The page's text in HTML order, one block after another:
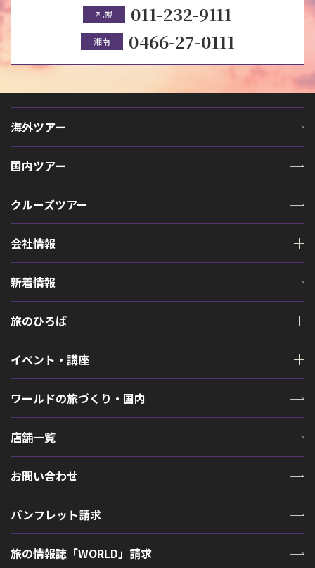
札幌 011-232-9111
湘南 0466-27-0111
海外ツアー
国内ツアー
クルーズツアー
会社情報
新着情報
旅のひろば
イベント・講座
ワールドの旅づくり・国内
店舗一覧
お問い合わせ
パンフレット請求
旅の情報誌「WORLD」請求